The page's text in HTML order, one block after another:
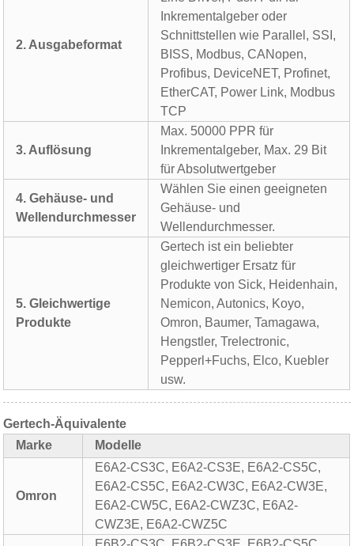
2. Ausgabeformat
Inkrementalgeber oder
Schnittstellen wie Parallel, SSI,
BISS, Modbus, CANopen,
Profibus, DeviceNET, Profinet,
EtherCAT, Power Link, Modbus
TCP
3. Auflösung
Max. 50000 PPR für
Inkrementalgeber, Max. 29 Bit
für Absolutwertgeber
4. Gehäuse- und
Wellendurchmesser
Wählen Sie einen geeigneten
Gehäuse- und
Wellendurchmesser.
5. Gleichwertige
Produkte
Gertech ist ein beliebter
gleichwertiger Ersatz für
Produkte von Sick, Heidenhain,
Nemicon, Autonics, Koyo,
Omron, Baumer, Tamagawa,
Hengstler, Trelectronic,
Pepperl+Fuchs, Elco, Kuebler
usw.
Gertech-Äquivalente
Marke
Modelle
Omron
E6A2-CS3C, E6A2-CS3E, E6A2-CS5C,
E6A2-CS5C, E6A2-CW3C, E6A2-CW3E,
E6A2-CW5C, E6A2-CWZ3C, E6A2-
CWZ3E, E6A2-CWZ5C